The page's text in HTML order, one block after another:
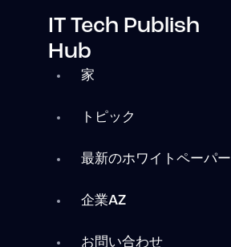
IT Tech Publish
Hub
家
トピック
最新のホワイトペーパー
企業AZ
お問い合わせ